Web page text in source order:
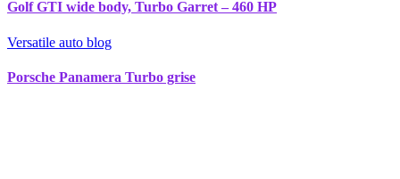
Golf GTI wide body, Turbo Garret – 460 HP
Versatile auto blog
Porsche Panamera Turbo grise